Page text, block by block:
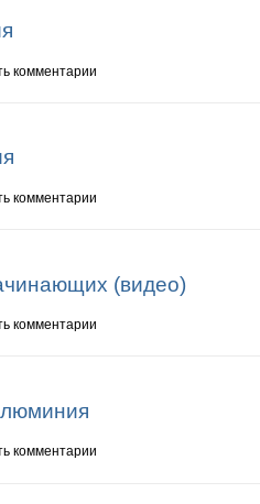
комментарии
комментарии
(видео)
(видео)
комментарии
комментарии